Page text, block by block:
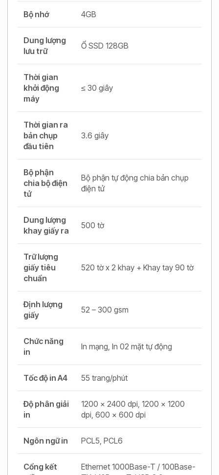
Bộ nhớ 4GB
Dung lượng
lưu trữ
Ổ SSD 128GB
Thời gian
khởi động
máy
≤ 30 giây
Thời gian ra
bản chụp
đầu tiên
3.6 giây
Bộ phận
chia bộ điện
tử
Bộ phận tự động chia bản chụp
điện tử
Dung lượng
khay giấy ra
500 tờ
Trữ lượng
giấy tiêu
chuẩn
520 tờ x 2 khay + Khay tay 90 tờ
Định lượng
giấy
52 – 300 gsm
Chức năng
in
In mạng, In 02 mặt tự động
Tốc độ in A4 55 trang/phút
Độ phân giải
in
1200 x 2400 dpi, 1200 x 1200
dpi, 600 x 600 dpi
Ngôn ngữ in PCL5, PCL6
Cổng kết
Ethernet 1000Base-T / 100Base-